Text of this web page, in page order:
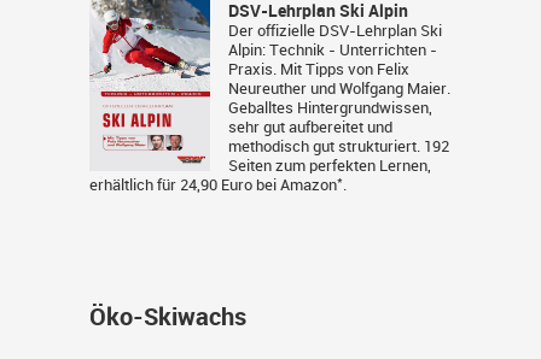
DSV-Lehrplan Ski Alpin
Der offizielle DSV-Lehrplan Ski
Alpin: Technik - Unterrichten -
Praxis. Mit Tipps von Felix
Neureuther und Wolfgang Maier.
Geballtes Hintergrundwissen,
sehr gut aufbereitet und
methodisch gut strukturiert. 192
Seiten zum perfekten Lernen,
erhältlich für 24,90 Euro bei Amazon*.
Öko-Skiwachs